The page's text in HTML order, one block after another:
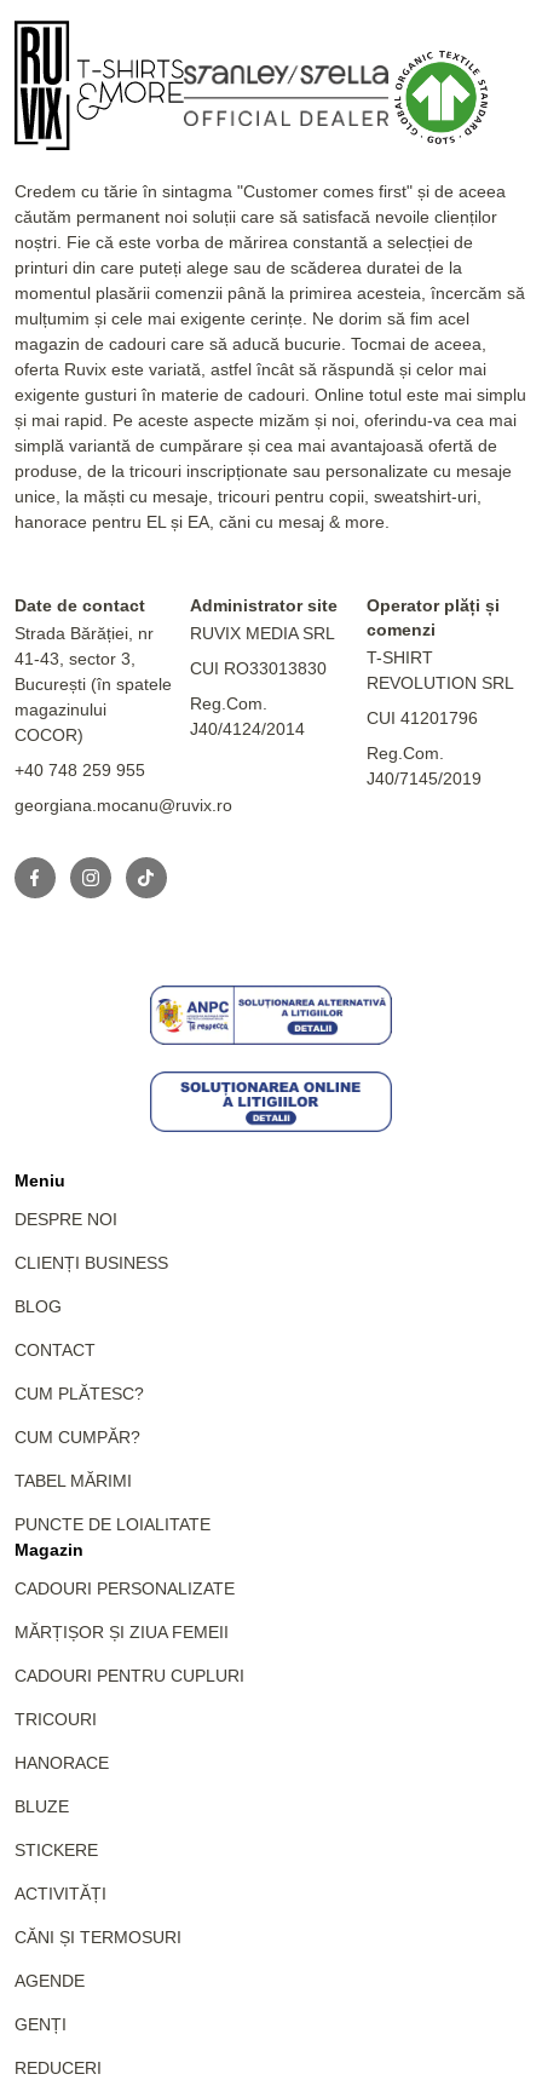
Credem cu tărie în sintagma "Customer comes first" și de aceea
căutăm permanent noi soluții care să satisfacă nevoile clienților
noștri. Fie că este vorba de mărirea constantă a selecției de
printuri din care puteți alege sau de scăderea duratei de la
momentul plasării comenzii până la primirea acesteia, încercăm să
mulțumim și cele mai exigente cerințe. Ne dorim să fim acel
magazin de cadouri care să aducă bucurie. Tocmai de aceea,
oferta Ruvix este variată, astfel încât să răspundă și celor mai
exigente gusturi în materie de cadouri. Online totul este mai simplu
și mai rapid. Pe aceste aspecte mizăm și noi, oferindu-va cea mai
simplă variantă de cumpărare și cea mai avantajoasă ofertă de
produse, de la tricouri inscripționate sau personalizate cu mesaje
unice, la măști cu mesaje, tricouri pentru copii, sweatshirt-uri,
hanorace pentru EL și EA, căni cu mesaj & more.
Date de contact
Strada Bărăției, nr
41-43, sector 3,
București (în spatele
magazinului
COCOR)
+40 748 259 955
georgiana.mocanu@ruvix.ro
Administrator site
RUVIX MEDIA SRL
CUI RO33013830
Reg.Com.
J40/4124/2014
Operator plăți și
comenzi
T-SHIRT
REVOLUTION SRL
CUI 41201796
Reg.Com.
J40/7145/2019
Meniu
DESPRE NOI
CLIENȚI BUSINESS
BLOG
CONTACT
CUM PLĂTESC?
CUM CUMPĂR?
TABEL MĂRIMI
PUNCTE DE LOIALITATE
Magazin
CADOURI PERSONALIZATE
MĂRȚIȘOR ȘI ZIUA FEMEII
CADOURI PENTRU CUPLURI
TRICOURI
HANORACE
BLUZE
STICKERE
ACTIVITĂȚI
CĂNI ȘI TERMOSURI
AGENDE
GENȚI
REDUCERI